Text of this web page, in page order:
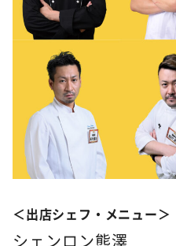
＜出店シェフ・メニュー＞
シェンロン熊澤